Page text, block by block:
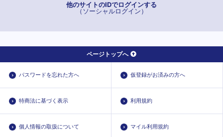
他のサイトのIDでログインする
（ソーシャルログイン）
ページトップへ
パスワードを忘れた方へ 仮登録がお済みの方へ
特商法に基づく表示 利用規約
個人情報の取扱について マイル利用規約